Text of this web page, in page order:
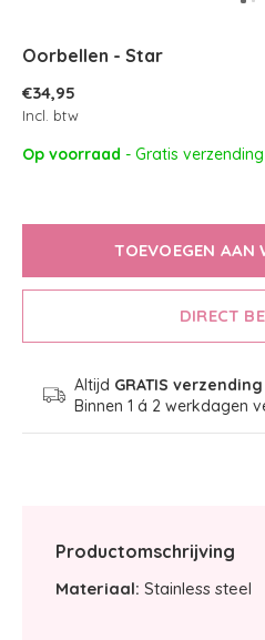
Oorbellen - Star
€34,95
Incl. btw
Op voorraad - Gratis verzending
TOEVOEGEN AAN
DIRECT
Altijd GRATIS verzending
Binnen 1 á 2 werkdagen
Productomschrijving
Materiaal: Stainless steel